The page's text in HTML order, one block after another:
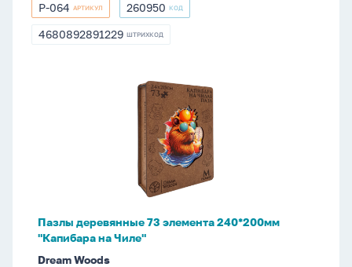
P-
064
P-064 АРТИКУЛ 260950
260950 КОД
4680892891229
4680892891229 ШТРИХКОД
Пазлы деревянные 73 элемента 240*200мм
"Капибара на Чиле"
Dream Woods